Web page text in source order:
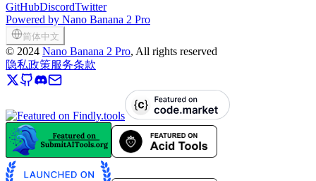
GitHubDiscordTwitter
Powered by Nano Banana 2 Pro
简体中文
© 2024 Nano Banana 2 Pro, All rights reserved
隐私政策服务条款